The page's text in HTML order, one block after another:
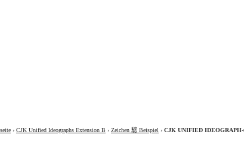
› CJK Unified Ideographs Extension B › Zeichen 𩥝 Beispiel › CJK UNIFIED IDEOGRAPH-